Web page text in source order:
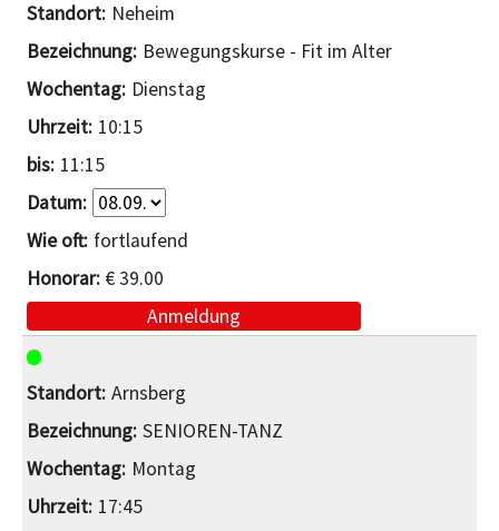
Neheim
Bewegungskurse - Fit im Alter
Dienstag
10:15
11:15
fortlaufend
€ 39.00
Anmeldung
Arnsberg
SENIOREN-TANZ
Montag
17:45